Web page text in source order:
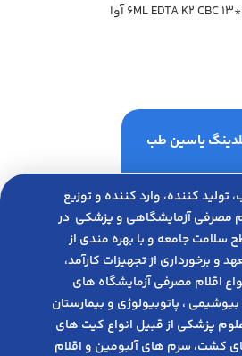
یاسین طب
کننده، وارد کننده و توزیع
مصرفی آزمایشگاهی و پزشکی در
ﺳﻼﻣﺖ ﺟﺎﻣﻌﻪ و ﺑﺎ ﺑﻬﺮه ﻣﻨﺪی از
و ﺑﺮﺧﻮرداری از ﺗﺠﻬﯿﺰات ﮐﺎرآﻣﺪ،
اﻗﻼم مصرفی آزﻣﺎﯾﺸﮕﺎه های
، پاتوبیولوژی و بیمارستان
پزشکی از قبیل انواع کیت های
کشت، سرم های آلبومین و اقلام